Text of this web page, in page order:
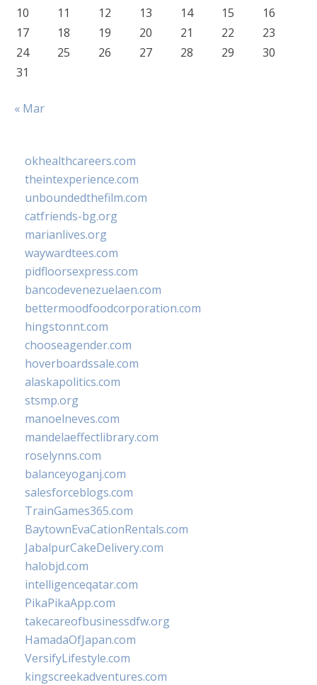
10
11 12 13 14 15
16
17
18 19 20 21 22
23
24
25 26 27 28 29
30
31
« Mar
okhealthcareers.com
theintexperience.com
unboundedthefilm.com
catfriends-bg.org
marianlives.org
waywardtees.com
pidfloorsexpress.com
bancodevenezuelaen.com
bettermoodfoodcorporation.com
hingstonnt.com
chooseagender.com
hoverboardssale.com
alaskapolitics.com
stsmp.org
manoelneves.com
mandelaeffectlibrary.com
roselynns.com
balanceyoganj.com
salesforceblogs.com
TrainGames365.com
BaytownEvaCationRentals.com
JabalpurCakeDelivery.com
halobjd.com
intelligenceqatar.com
PikaPikaApp.com
takecareofbusinessdfw.org
HamadaOfJapan.com
VersifyLifestyle.com
kingscreekadventures.com